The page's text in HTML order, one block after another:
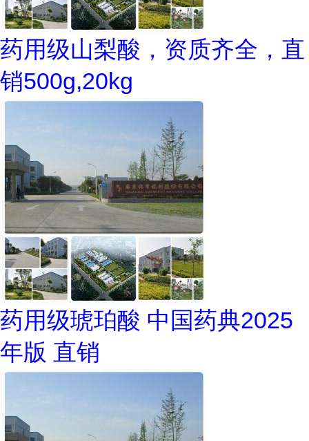
药用级山梨酸，资质齐全，直
销500g,20kg
药用级琥珀酸 中国药典2025
年版 直销